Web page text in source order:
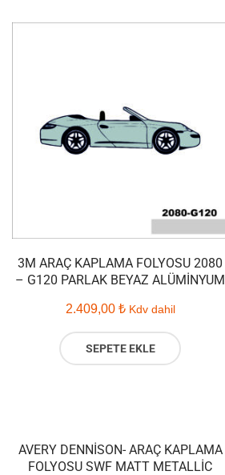
3M ARAÇ KAPLAMA FOLYOSU 2080
– G120 PARLAK BEYAZ ALÜMINYUM
2.409,00 ₺ Kdv dahil
SEPETE EKLE
AVERY DENNISON- ARAÇ KAPLAMA
FOLYOSU SWF MATT METALLIC